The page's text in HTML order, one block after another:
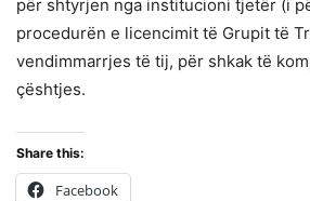
për shtyrjen nga institucioni tjetër (i
procedurën e licencimit të Grupit të
vendimmarrjes të tij, për shkak të
çështjes.
Share this:
Facebook